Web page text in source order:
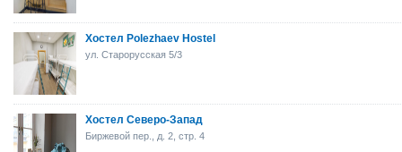
Хостел Polezhaev Hostel
ул. Старорусская 5/3
Хостел Северо-Запад
Биржевой пер., д. 2, стр. 4